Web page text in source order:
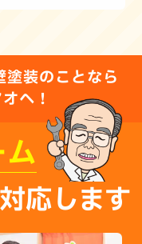
装のことなら
へ！
応します